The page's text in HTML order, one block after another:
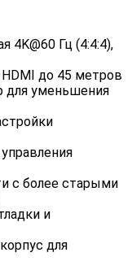
4K@60 Гц (4:4:4),
HDMI до 45 метров
для уменьшения
с более старыми
и
для